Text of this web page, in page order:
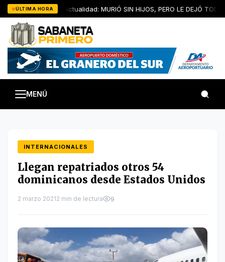
Saltar
al
contenido
ÚLTIMA HORA
Artículo de Actualidad: MURIÓ SIN HIJOS, PERO LE DEJÓ TODOS
MENÚ
INTERNACIONALES
Llegan repatriados otros 54
dominicanos desde Estados Unidos
2 marzo 20212 min de lectura 9